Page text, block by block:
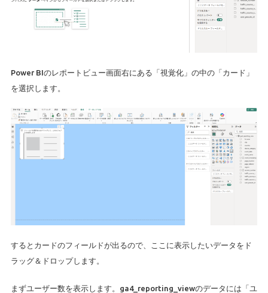
Power BIのレポートビュー画面右にある「視覚化」の中の「カード」
を選択します。
するとカードのフィールドが出るので、ここに表示したいデータをド
ラッグ＆ドロップします。
まずユーザー数を表示します。ga4_reporting_viewのデータには「ユ